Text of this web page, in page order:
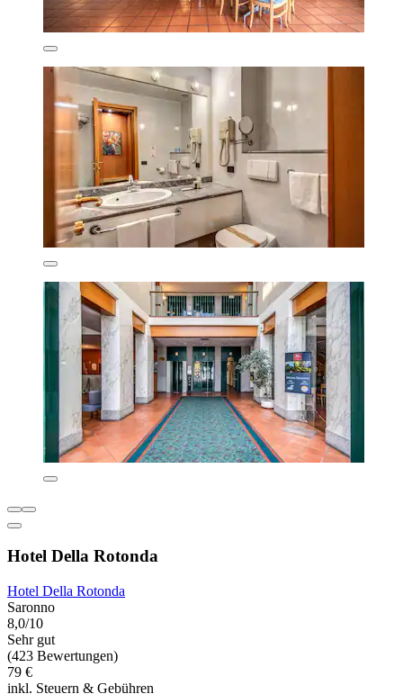
Hotel Della Rotonda
Hotel Della Rotonda
Saronno
8,0/10
Sehr gut
(423 Bewertungen)
79 €
inkl. Steuern & Gebühren